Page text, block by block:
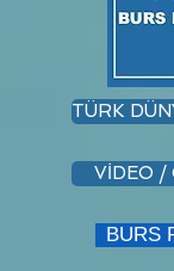
TÜRK
VİDEO /
BURS